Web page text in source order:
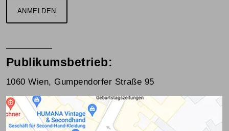
ANMELDEN
Publikumsbetrieb:
1060 Wien, Gumpendorfer Straße 95